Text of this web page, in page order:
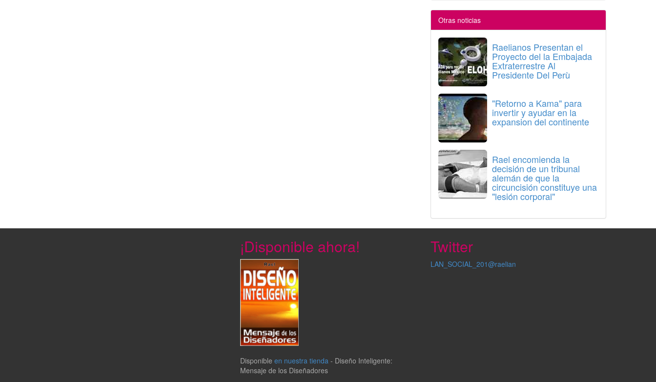
Otras noticias
Raelianos Presentan el
Proyecto del la Embajada
Extraterrestre Al
Presidente Del Perù
"Retorno a Kama" para
invertir y ayudar en la
expansion del continente
Rael encomienda la
decisión de un tribunal
alemán de que la
circuncisión constituye una
"lesión corporal"
¡Disponible ahora!
Disponible en nuestra tienda - Diseño Inteligente:
Mensaje de los Diseñadores
Twitter
LAN_SOCIAL_201@raelian